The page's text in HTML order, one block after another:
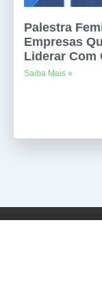
Palestra
Empresas
Liderar Com
Saiba Mais »